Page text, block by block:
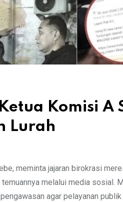
Komisi A
Lurah
meminta jajaran birokrasi
melalui media sosial.
agar pelayanan